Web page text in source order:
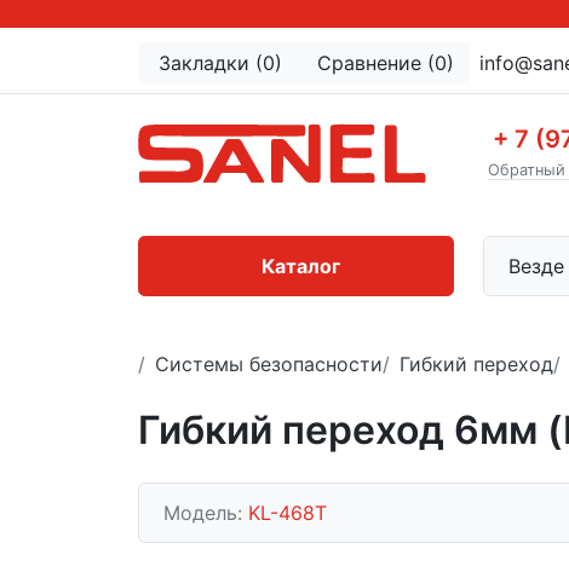
Закладки (0) Сравнение (0)
+ 7
Обратный
Везде
Каталог
Системы безопасности Гибкий переход
Гибкий переход 6мм
Модель: KL-468T